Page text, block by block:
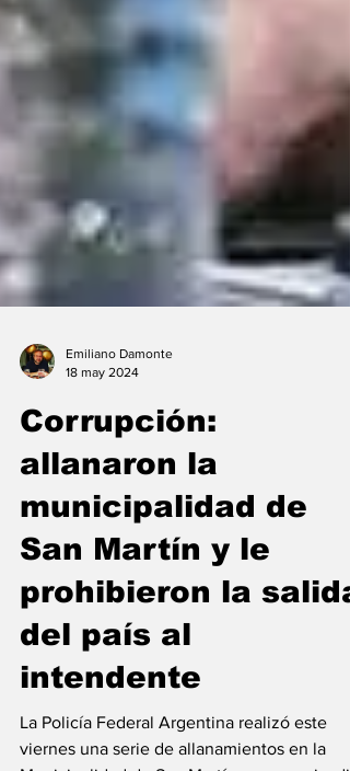
Corrupción:
allanaron la
municipalidad de
San Martín y le
prohibieron la salida
del país al
intendente
La Policía Federal Argentina realizó este